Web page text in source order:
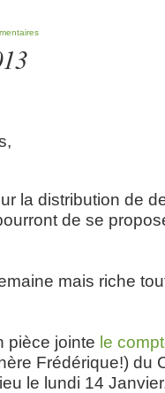
la distribution de
de se
mais riche
pièce jointe le
Frédérique!) du
le lundi 14